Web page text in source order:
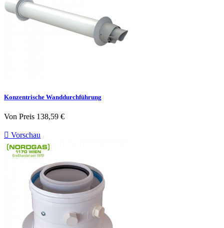
Konzentrische Wanddurchführung
Von Preis 138,59 €
 Vorschau